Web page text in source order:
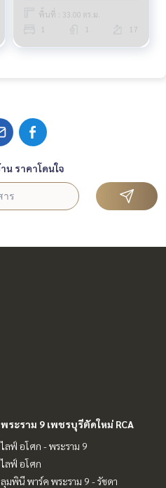
พื้นที่ : 33.00 ตร.ม.
1 1 17
น ราคาโดนใจ
พระราม 9 เพชรบุรีตัดใหม่ RCA
ไลฟ์ อโศก - พระราม 9
ไลฟ์ อโศก
ลุมพินี พาร์ค พระราม 9 - รัชดา